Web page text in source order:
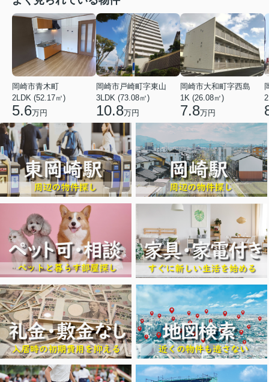
岡崎市青木町
2LDK (52.17㎡)
5.6万円
岡崎市戸崎町字東山
3LDK (73.08㎡)
10.8万円
岡崎市大和町字西島
1K (26.08㎡)
7.8万円